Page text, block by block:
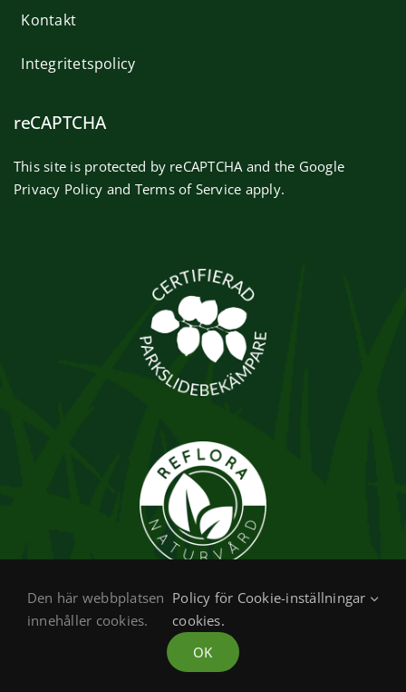
Kontakt
Integritetspolicy
reCAPTCHA
This site is protected by reCAPTCHA and the Google
Privacy Policy and Terms of Service apply.
Copyright 2026 ReFlora | All Rights Reserved | Powered by
webbyrå webdezign
Den här webbplatsen
innehåller cookies.
Policy för
cookies.
Cookie-inställningar
OK